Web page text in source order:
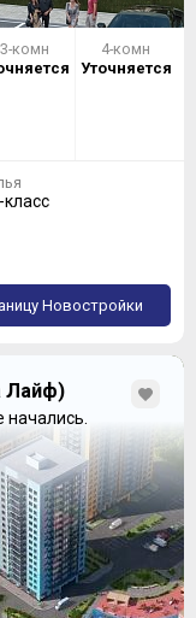
3-комн
4-комн
Уточняется
Новостройки
Лайф)